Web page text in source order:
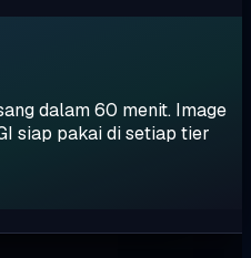
dalam 60 menit. Image
siap pakai di setiap tier